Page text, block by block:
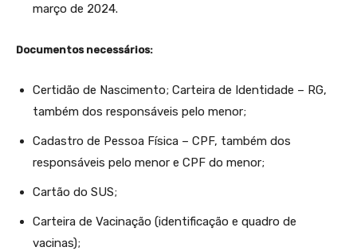
março de 2024.
Documentos necessários:
Certidão de Nascimento; Carteira de Identidade – RG,
também dos responsáveis pelo menor;
Cadastro de Pessoa Física – CPF, também dos
responsáveis pelo menor e CPF do menor;
Cartão do SUS;
Carteira de Vacinação (identificação e quadro de
vacinas);